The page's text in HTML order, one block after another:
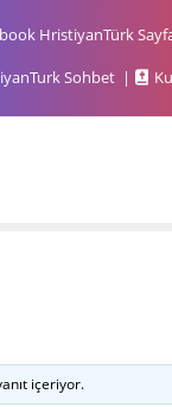
HristiyanTürk
Sohbet
içeriyor.